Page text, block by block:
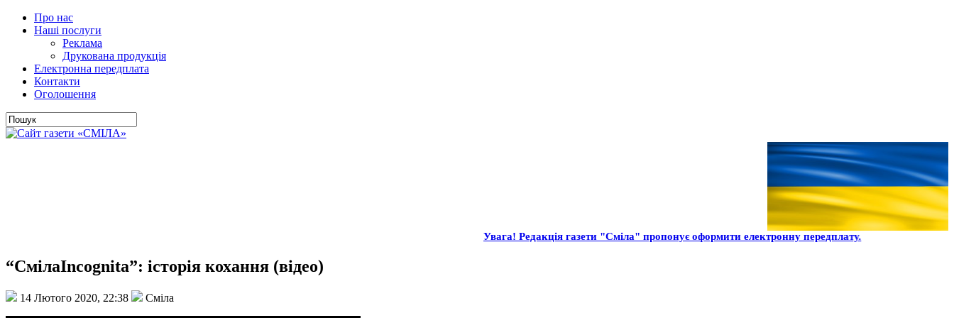
Про нас
Наші послуги
Реклама
Друкована продукція
Електронна передплата
Контакти
Оголошення
Увага! Редакція газети "Сміла" пропонує оформити електронну передплату.
“СмілаIncognita”: історія кохання (відео)
14 Лютого 2020, 22:38 Сміла